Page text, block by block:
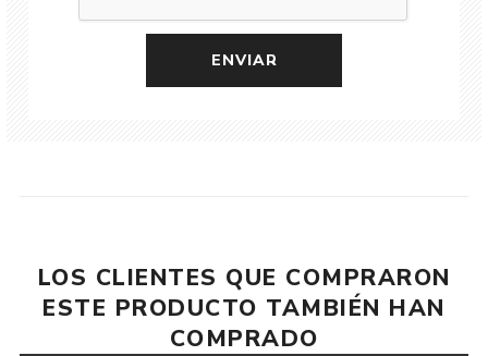
LOS CLIENTES QUE COMPRARON
ESTE PRODUCTO TAMBIÉN HAN
COMPRADO